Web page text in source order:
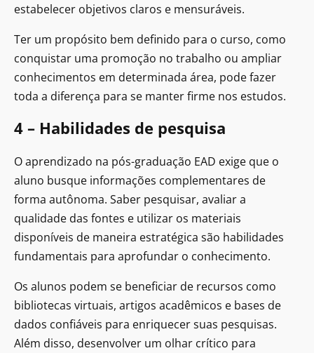
estabelecer objetivos claros e mensuráveis.
Ter um propósito bem definido para o curso, como
conquistar uma promoção no trabalho ou ampliar
conhecimentos em determinada área, pode fazer
toda a diferença para se manter firme nos estudos.
4 – Habilidades de pesquisa
O aprendizado na pós-graduação EAD exige que o
aluno busque informações complementares de
forma autônoma. Saber pesquisar, avaliar a
qualidade das fontes e utilizar os materiais
disponíveis de maneira estratégica são habilidades
fundamentais para aprofundar o conhecimento.
Os alunos podem se beneficiar de recursos como
bibliotecas virtuais, artigos acadêmicos e bases de
dados confiáveis para enriquecer suas pesquisas.
Além disso, desenvolver um olhar crítico para